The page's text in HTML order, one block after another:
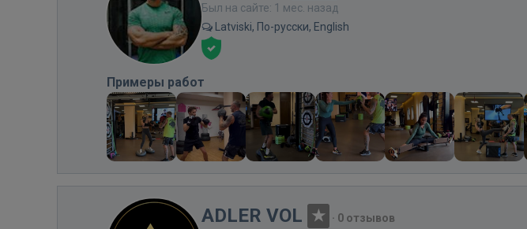
Был на сайте: 1 мес. назад
Latviski, По-русски, English
Примеры работ
ADLER VOL · 0 отзывов